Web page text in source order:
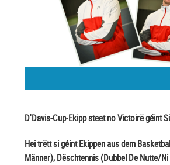
D'Davis-Cup-Ekipp steet no Victoirë géint
Hei trëtt si géint Ekippen aus dem
Männer), Dëschtennis (Dubbel De Nutte/